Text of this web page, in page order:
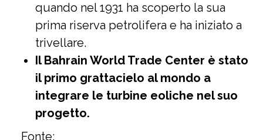
quando nel 1931 ha scoperto la sua
prima riserva petrolifera e ha iniziato a
trivellare.
Il Bahrain World Trade Center è stato
il primo grattacielo al mondo a
integrare le turbine eoliche nel suo
progetto.
Fonte: